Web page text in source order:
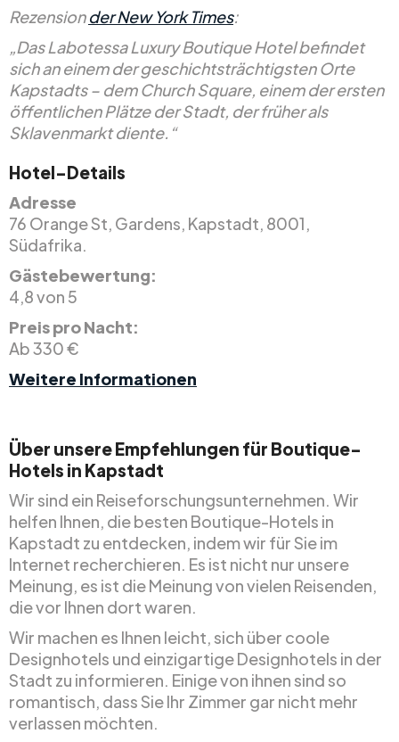
Rezensionder New York Times:
„Das Labotessa Luxury Boutique Hotel befindet
sich an einem der geschichtsträchtigsten Orte
Kapstadts – dem Church Square, einem der ersten
öffentlichen Plätze der Stadt, der früher als
Sklavenmarkt diente.“
Hotel-Details
Adresse
76 Orange St, Gardens, Kapstadt, 8001,
Südafrika.
Gästebewertung:
4,8 von 5
Preis pro Nacht:
Ab 330 €
Weitere Informationen
Über unsere Empfehlungen für Boutique-
Hotels in Kapstadt
Wir sind ein Reiseforschungsunternehmen. Wir
helfen Ihnen, die besten Boutique-Hotels in
Kapstadt zu entdecken, indem wir für Sie im
Internet recherchieren. Es ist nicht nur unsere
Meinung, es ist die Meinung von vielen Reisenden,
die vor Ihnen dort waren.
Wir machen es Ihnen leicht, sich über coole
Designhotels und einzigartige Designhotels in der
Stadt zu informieren. Einige von ihnen sind so
romantisch, dass Sie Ihr Zimmer gar nicht mehr
verlassen möchten.